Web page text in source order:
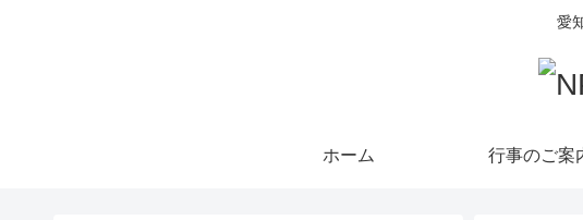
愛
ホーム 行事のご案